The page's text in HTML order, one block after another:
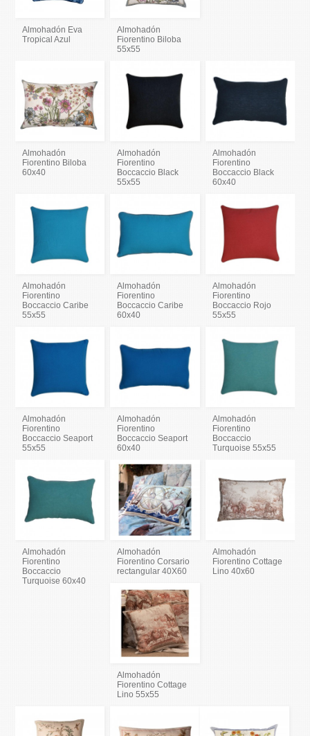
Almohadón Eva
Tropical Azul
Almohadón
Fiorentino Biloba
55x55
Almohadón
Fiorentino Biloba
60x40
Almohadón
Fiorentino
Boccaccio Black
55x55
Almohadón
Fiorentino
Boccaccio Black
60x40
Almohadón
Fiorentino
Boccaccio Caribe
55x55
Almohadón
Fiorentino
Boccaccio Caribe
60x40
Almohadón
Fiorentino
Boccaccio Rojo
55x55
Almohadón
Fiorentino
Boccaccio Seaport
55x55
Almohadón
Fiorentino
Boccaccio Seaport
60x40
Almohadón
Fiorentino
Boccaccio
Turquoise 55x55
Almohadón
Fiorentino
Boccaccio
Turquoise 60x40
Almohadón
Fiorentino Corsario
rectangular 40X60
Almohadón
Fiorentino Cottage
Lino 40x60
Almohadón
Fiorentino Cottage
Lino 55x55